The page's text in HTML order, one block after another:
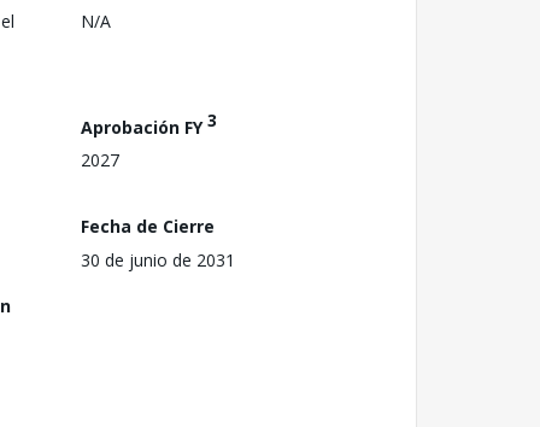
N/A
Aprobación FY3
2027
Fecha de Cierre
30 de junio de 2031